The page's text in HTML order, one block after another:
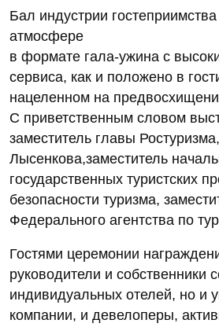
Бал индустрии
атмосфере
в формате гала-ужина с
сервиса, как и положено в
нацеленном на
С приветственным словом
заместитель главы
Лысенкова,заместитель
государственных туристских
безопасности туризма,
Федерального агентства по
Гостями церемонии
руководители и собственники
индивидуальных отелей, но и
компании, и девелоперы,